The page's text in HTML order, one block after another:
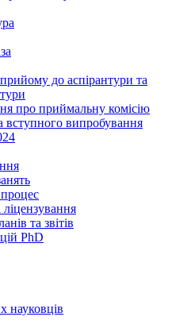
до аспірантури та
про приймальну комісію
вступного випробування
та звітів
PhD
науковців